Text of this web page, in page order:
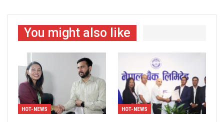
You might also like
HOT-NEWS HOT-NEWS